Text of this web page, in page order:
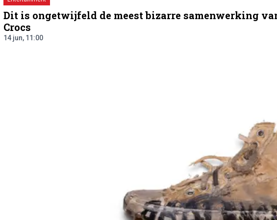
Dit is ongetwijfeld de meest bizarre samenwerking
Crocs
14 jun, 11:00